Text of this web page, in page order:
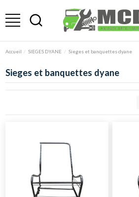
Accueil SIEGES DYANE Sieges et banquettes dyane
Sieges et banquettes dyane